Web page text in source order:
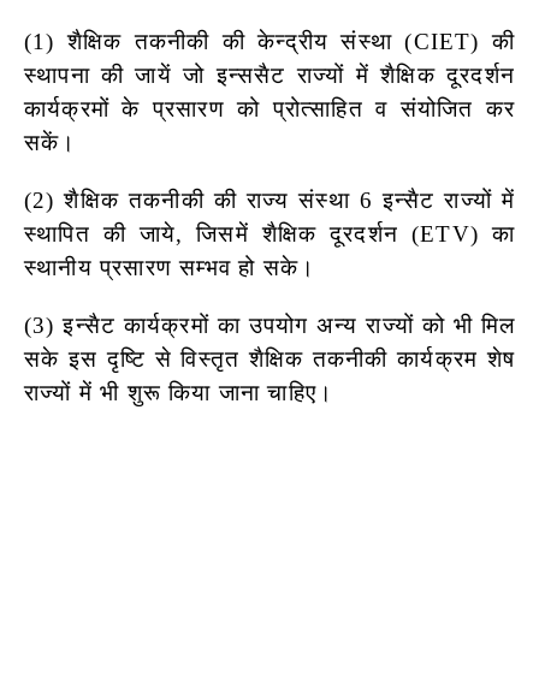
(1) शैक्षिक तकनीकी की केन्द्रीय संस्था (CIET) की
स्थापना की जायें जोइन्ससैट राज्यों में शैक्षिक दूरदर्शन
कार्यक्रमों के प्रसारण को प्रोत्साहित व संयोजित कर
सकें।
(2) शैक्षिक तकनीकी की राज्य संस्था 6 इन्सैट राज्यों में
स्थापित की जाये, जिसमेंशैक्षिक दूरदर्शन (ETV) का
स्थानीय प्रसारण सम्भव हो सके।
(3) इन्सैट कार्यक्रमों का उपयोग अन्य राज्यों को भी मिल
सके इस दृष्टि से विस्तृतशैक्षिक तकनीकी कार्यक्रम शेष
राज्यों में भी शुरू किया जाना चाहिए।